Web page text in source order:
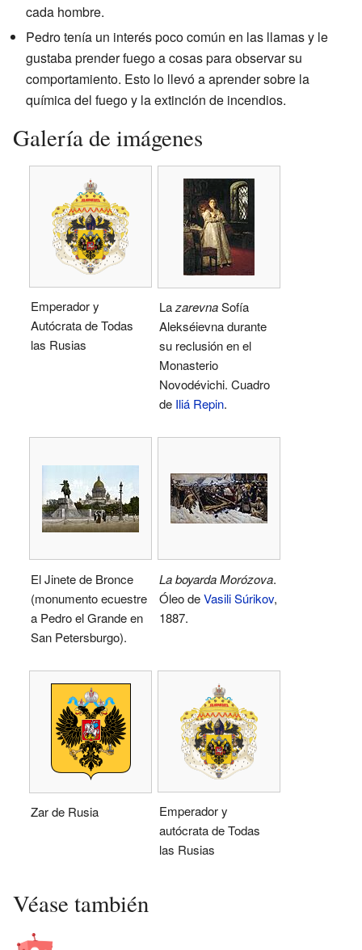
cada hombre.
Pedro tenía un interés poco común en las llamas y le
gustaba prender fuego a cosas para observar su
comportamiento. Esto lo llevó a aprender sobre la
química del fuego y la extinción de incendios.
Galería de imágenes
Emperador y
Autócrata de Todas
las Rusias
LazarevnaSofía
Alekséievna durante
su reclusión en el
Monasterio
Novodévichi. Cuadro
de Iliá Repin.
El Jinete de Bronce
(monumento ecuestre
a Pedro el Grande en
San Petersburgo).
La boyarda Morózova.
Óleo deVasili Súrikov,
1887.
Zar de Rusia
Emperador y
autócrata de Todas
las Rusias
Véase también